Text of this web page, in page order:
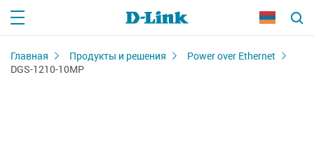
Главная Продукты и решения
Power over Ethernet
DGS-1210-10MP